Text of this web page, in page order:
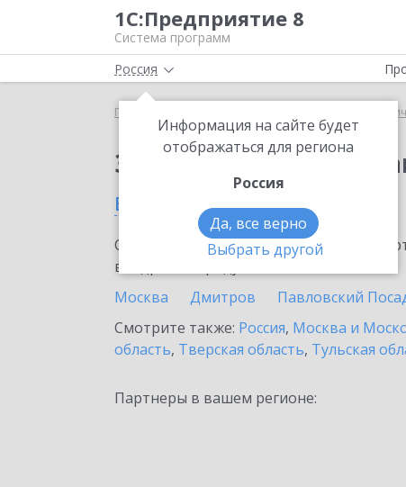
1С:Предприятие 8
Система программ
Россия
Информация на сайте будет
отображаться для региона
Россия
Да, все верно
Выбрать другой
Главная 1С:Распознавание
Заказать
в Сергиевом Посаде
Ознакомьтесь с информационными
внедрение продукта.
Москва
Дмитров Павловский
Смотрите также: Россия, Москва и
область, Тверская область, Тульская
Партнеры в вашем регионе: